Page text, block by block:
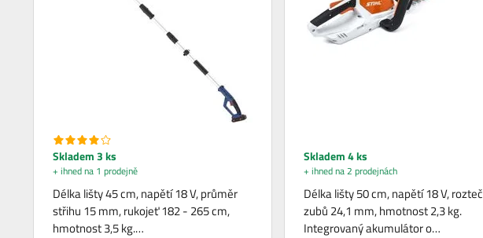
Skladem 3 ks
+ ihned na 1 prodejně
Délka lišty 45 cm, napětí 18 V, průměr
střihu 15 mm, rukojeť 182 - 265 cm,
hmotnost 3,5 kg.…
Skladem 4 ks
+ ihned na 2 prodejnách
Délka lišty 50 cm, napětí 18 V, rozteč
zubů 24,1 mm, hmotnost 2,3 kg.
Integrovaný akumulátor o…